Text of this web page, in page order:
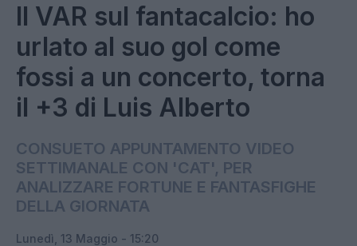
Il VAR sul fantacalcio: ho
urlato al suo gol come
fossi a un concerto, torna
il +3 di Luis Alberto
CONSUETO APPUNTAMENTO VIDEO
SETTIMANALE CON 'CAT', PER
ANALIZZARE FORTUNE E FANTASFIGHE
DELLA GIORNATA
Lunedì, 13 Maggio - 15:20